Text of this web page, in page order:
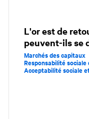
L'or est de
peuvent-ils se
Marchés des
Responsabilité
Acceptabilité sociale